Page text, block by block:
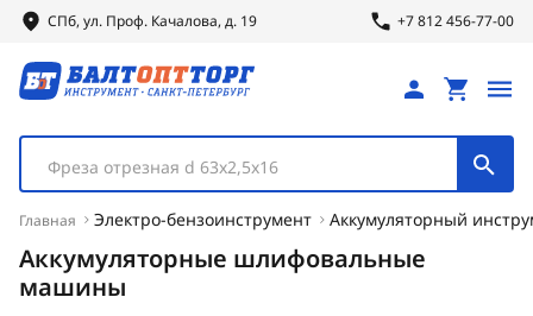
СПб, ул. Проф. Качалова, д. 19 +7 812 456-77-00
Фреза отрезная d 63х2,5х16
Главная Электро-бензоинструмент Аккумуляторный
Аккумуляторные шлифовальные
машины